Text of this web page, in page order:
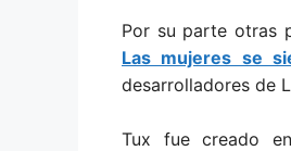
Por su parte otras
Las mujeres se
desarrolladores de
Tux fue creado